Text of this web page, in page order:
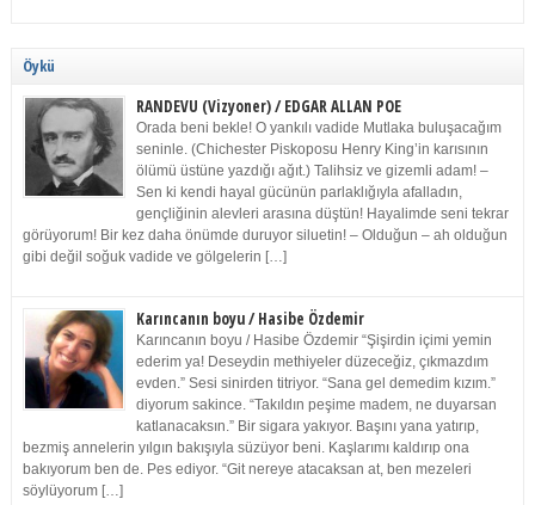
Öykü
RANDEVU (Vizyoner) / EDGAR ALLAN POE
Orada beni bekle! O yankılı vadide Mutlaka buluşacağım
seninle. (Chichester Piskoposu Henry King’in karısının
ölümü üstüne yazdığı ağıt.) Talihsiz ve gizemli adam! –
Sen ki kendi hayal gücünün parlaklığıyla afalladın,
gençliğinin alevleri arasına düştün! Hayalimde seni tekrar
görüyorum! Bir kez daha önümde duruyor siluetin! – Olduğun – ah olduğun
gibi değil soğuk vadide ve gölgelerin […]
Karıncanın boyu / Hasibe Özdemir
Karıncanın boyu / Hasibe Özdemir “Şişirdin içimi yemin
ederim ya! Deseydin methiyeler düzeceğiz, çıkmazdım
evden.” Sesi sinirden titriyor. “Sana gel demedim kızım.”
diyorum sakince. “Takıldın peşime madem, ne duyarsan
katlanacaksın.” Bir sigara yakıyor. Başını yana yatırıp,
bezmiş annelerin yılgın bakışıyla süzüyor beni. Kaşlarımı kaldırıp ona
bakıyorum ben de. Pes ediyor. “Git nereye atacaksan at, ben mezeleri
söylüyorum […]